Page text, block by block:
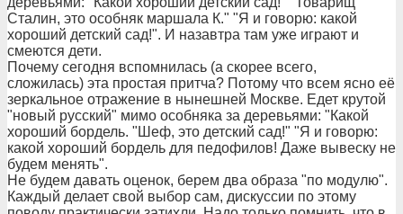
Сталин, это особняк маршала К." "Я и говорю: какой
хороший детский сад!". И назавтра там уже играют и
смеются дети.
Почему сегодня вспомнилась (а скорее всего,
сложилась) эта простая притча? Потому что всем ясно её
зеркальное отражение в нынешней Москве. Едет крутой
"новый русский" мимо особняка за деревьями: "Какой
хороший бордель. "Шеф, это детский сад!" "Я и говорю:
какой хороший бордель для педофилов! Даже вывеску не
будем менять".
Не будем давать оценок, берем два образа "по модулю".
Каждый делает свой выбор сам, дискуссии по этому